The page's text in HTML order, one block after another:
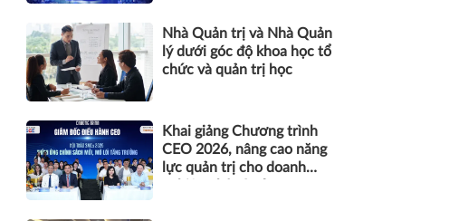
nhân tạo
Nhà Quản trị và Nhà Quản
lý dưới góc độ khoa học tổ
chức và quản trị học
Khai giảng Chương trình
CEO 2026, nâng cao năng
lực quản trị cho doanh